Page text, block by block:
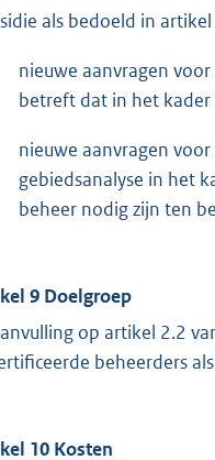
als bedoeld in
nieuwe aanvragen
betreft dat in het kader
nieuwe aanvragen
gebiedsanalyse in het
beheer nodig zijn ten
9 Doelgroep
op artikel 2.2
beheerders
10 Kosten